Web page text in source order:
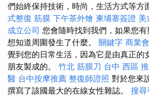
們始終保持技術，時尚，生活方式等方
式整復 筋膜 下午茶外燴 柬埔寨簽證 美
成立公司 您會隨時找到我們，如果您
想知道周圍發生了什麼。 關鍵字 商業
覺到您的日常生活，因為它是由真正的
朋友製成的。 竹北 筋膜刀 台中 西區
醫 台中按摩推薦 整復師證照 對於您來
撰寫了該國最大的在線女性雜誌。 搜尋